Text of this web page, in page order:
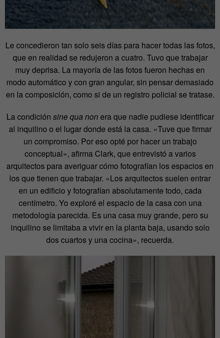
Le concedieron tan solo seis días para hacer todas las fotos,
que en realidad se redujeron a cuatro. Tuvo que trabajar
muy deprisa. La mayoría de las fotos fueron hechas en
modo automático y con gran angular, sin pensar demasiado
en la composición, como si de un registro policial se tratase.
La condición sine qua nonera que nadie pudiese identificar
al inquilino o el lugar donde está la casa. «Tuve que firmar
un compromiso. Por eso opté por hacer un trabajo
conceptual», afirma Clark, que entrevistó a varios
arquitectos para averiguar cómo fotografían los espacios en
los que tienen que trabajar. «Los arquitectos suelen entrar
en un edificio y fotografían absolutamente todo, cada
centímetro. Yo exploré el espacio de la casa con una
metodología parecida. Es una casa muy grande, pero su
inquilino se limitaba a vivir en la planta baja, usando solo
dos cuartos y una cocina», recuerda.